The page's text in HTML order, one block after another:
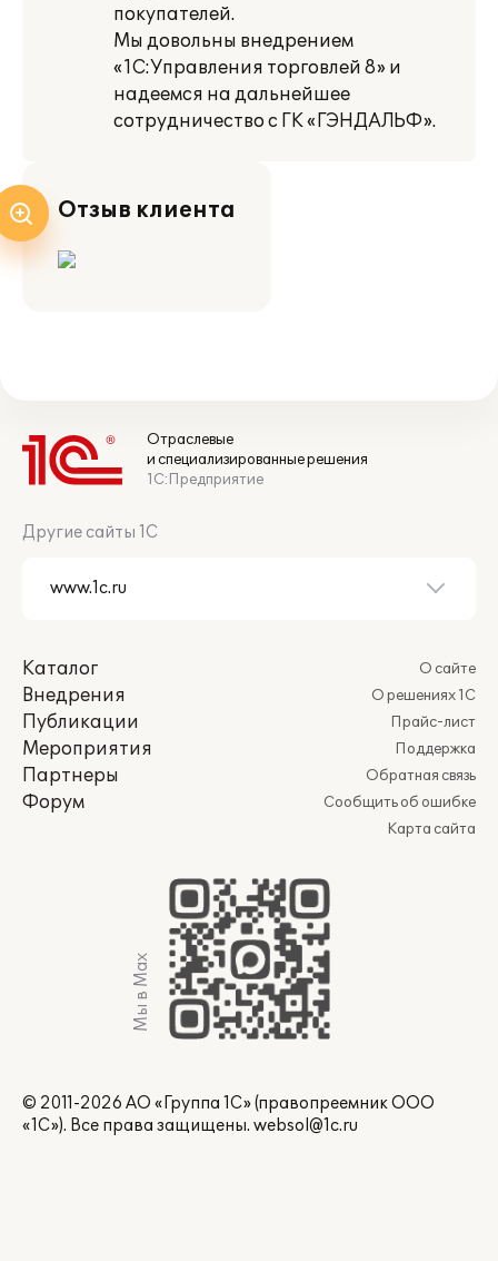
покупателей.
Мы довольны внедрением
«1С:Управления торговлей 8» и
надеемся на дальнейшее
сотрудничество с ГК «ГЭНДАЛЬФ».
Отзыв клиента
Отраслевые
и специализированные решения
1С:Предприятие
Другие сайты 1С
Каталог
Внедрения
Публикации
Мероприятия
Партнеры
Форум
О сайте
О решениях 1С
Прайс-лист
Поддержка
Обратная связь
Сообщить об ошибке
Карта сайта
Мы в Max
© 2011-2026 АО «Группа 1С» (правопреемник ООО
«1С»). Все права защищены. websol@1c.ru